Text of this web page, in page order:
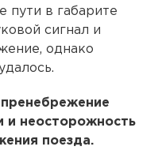
в габарите
сигнал и
однако
и неосторожность
поезда.